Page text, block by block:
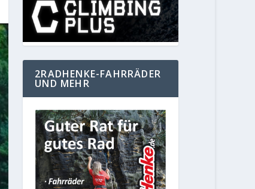
2RADHENKE-FAHRRÄDER
UND MEHR